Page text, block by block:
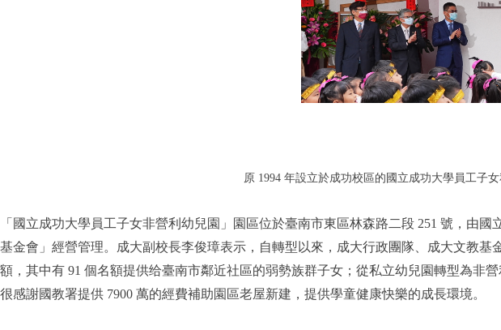
原 1994 年設立於成功校區的 國立成功大學員工子
「國立成功大學員工子女非營利幼兒園」園區位於臺南市東區林森路二段 251 號，由
基金會」經營管理。成大副校長李俊璋表示，自轉型以來，成大行政團隊、成大文教
額，其中有 91 個名額提供给臺南市鄰近社區的弱勢族群子女；從私立幼兒園轉型為非
很感謝國教署提供 7900 萬的經費補助園區老屋新建，提供學童健康快樂的成長環境。